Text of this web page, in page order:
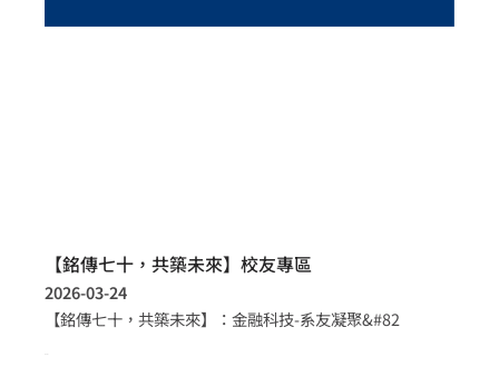
【銘傳七十，共築未來】校友專區
2026-03-24
【銘傳七十，共築未來】：金融科技-系友凝聚&#82